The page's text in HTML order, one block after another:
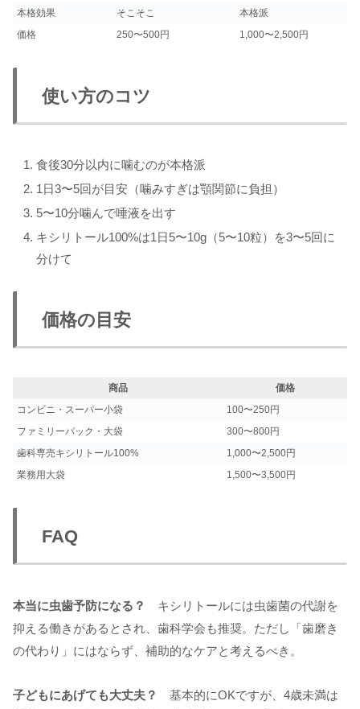
本格効果
そこそこ
本格派
価格
250〜500円 1,000〜2,500円
使い方のコツ
食後30分以内に噛むのが本格派
1日3〜5回が目安（噛みすぎは顎関節に負担）
5〜10分噛んで唾液を出す
キシリトール100%は1日5〜10g（5〜10粒）を3〜5回に
分けて
価格の目安
商品
価格
コンビニ・スーパー小袋
100〜250円
ファミリーパック・大袋
300〜800円
歯科専売キシリトール100%
1,000〜2,500円
業務用大袋
1,500〜3,500円
FAQ
本当に虫歯予防になる？
キシリトールには虫歯菌の代謝を
抑える働きがあるとされ、歯科学会も推奨。ただし「歯磨き
の代わり」にはならず、補助的なケアと考えるべき。
子どもにあげても大丈夫？
基本的にOKですが、4歳未満は